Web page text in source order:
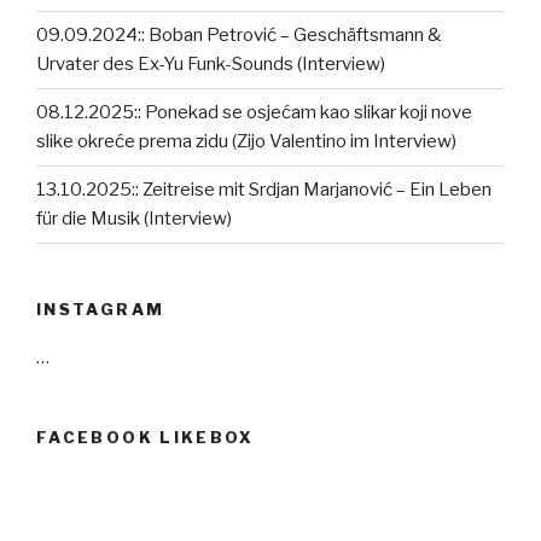
09.09.2024:: Boban Petrović – Geschäftsmann &
Urvater des Ex-Yu Funk-Sounds (Interview)
08.12.2025:: Ponekad se osjećam kao slikar koji nove
slike okreće prema zidu (Zijo Valentino im Interview)
13.10.2025:: Zeitreise mit Srdjan Marjanović – Ein Leben
für die Musik (Interview)
INSTAGRAM
…
FACEBOOK LIKEBOX